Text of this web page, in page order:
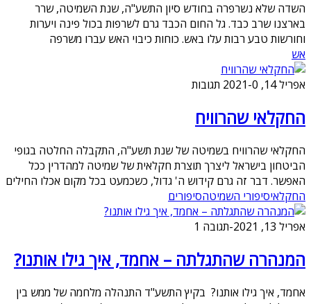
השדה שלא נשרפרה בחודש סיון התשע"ה, שנת השמיטה, שרר
בארצנו שרב כבד. גל החום הכבד גרם לשרפות בכול פינה ויערות
וחורשות טבע רבות עלו באש. כוחות כיבוי האש עברו משרפה
אש
אפריל 14, 2021
-0 תגובות
החקלאי שהרוויח
החקלאי שהרוויח בשמיטה של שנת תשע"ה, התקבלה החלטה בגופי
הביטחון בישראל ליצרך תוצרת חקלאית של שמיטה למהדרין ככל
האפשר. דבר זה גרם קידוש ה' גדול, כשכמעט בכל מקום אכלו החילים
החקלאיסיפורי השמיטהסיפורים
אפריל 13, 2021
-תגובה 1
המנהרה שהתגלתה – אחמד, איך גילו אותנו?
אחמד, איך גילו אותנו? בקיץ התשע"ד התנהלה מלחמה של ממש בין